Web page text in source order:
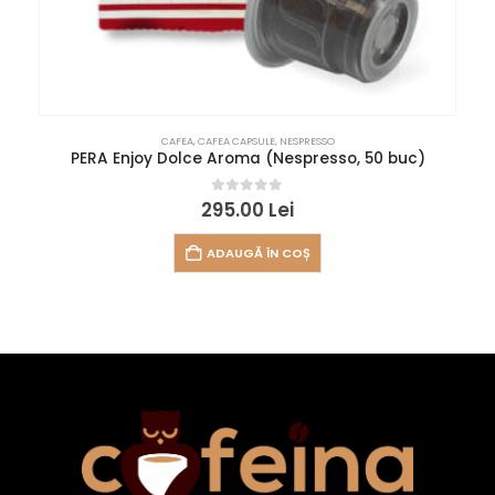
CAFEA,CAFEA CAPSULE, NESPRESSO
PERA Enjoy Dolce Aroma (Nespresso, 50 buc)
0out of 5
295.00 Lei
ADAUGĂ ÎN COȘ